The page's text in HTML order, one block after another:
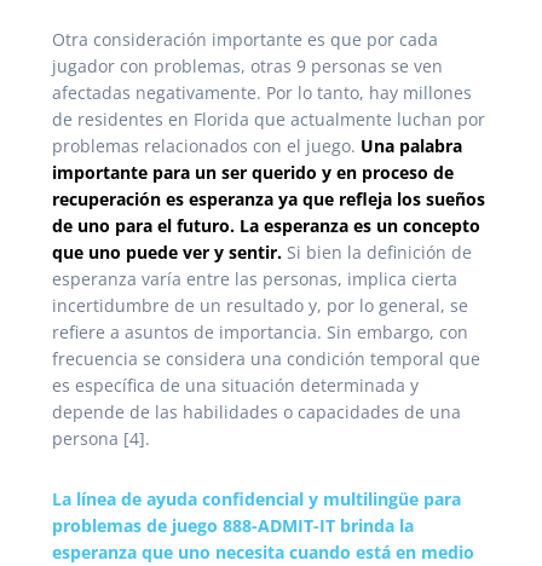
Otra consideración importante es que por cada
jugador con problemas, otras 9 personas se ven
afectadas negativamente. Por lo tanto, hay millones
de residentes en Florida que actualmente luchan por
problemas relacionados con el juego. Una palabra
importante para un ser querido y en proceso de
recuperación es esperanza ya que refleja los sueños
de uno para el futuro. La esperanza es un concepto
que uno puede ver y sentir. Si bien la definición de
esperanza varía entre las personas, implica cierta
incertidumbre de un resultado y, por lo general, se
refiere a asuntos de importancia. Sin embargo, con
frecuencia se considera una condición temporal que
es específica de una situación determinada y
depende de las habilidades o capacidades de una
persona [4].
La línea de ayuda confidencial y multilingüe para
problemas de juego 888-ADMIT-IT brinda la
esperanza que uno necesita cuando está en medio